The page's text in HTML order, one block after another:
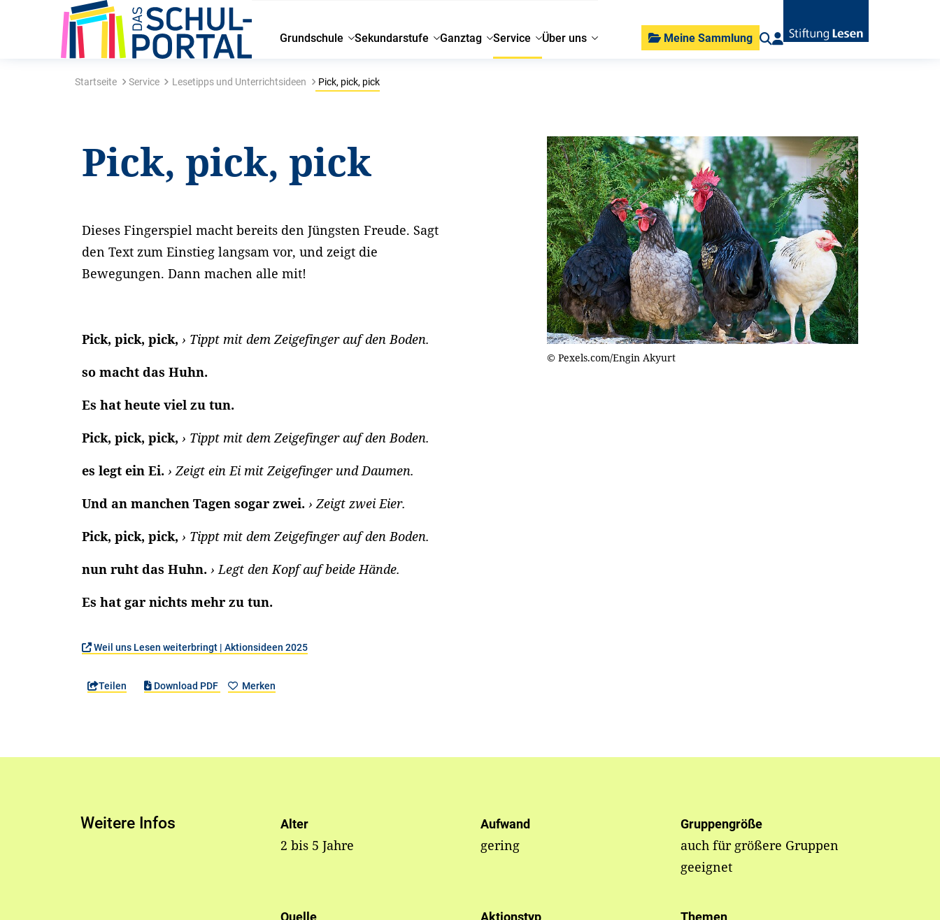
Grundschule Sekundarstufe Ganztag Service Über uns Meine Sammlung
Startseite Service Lesetipps und Unterrichtsideen Pick, pick, pick
Pick, pick, pick
Dieses Fingerspiel macht bereits den Jüngsten Freude. Sagt
den Text zum Einstieg langsam vor, und zeigt die
Bewegungen. Dann machen alle mit!
Pick, pick, pick, › Tippt mit dem Zeigefinger auf den Boden.
so macht das Huhn.
Es hat heute viel zu tun.
Pick, pick, pick, › Tippt mit dem Zeigefinger auf den Boden.
es legt ein Ei. › Zeigt ein Ei mit Zeigefinger und Daumen.
Und an manchen Tagen sogar zwei. › Zeigt zwei Eier.
Pick, pick, pick, › Tippt mit dem Zeigefinger auf den Boden.
nun ruht das Huhn. › Legt den Kopf auf beide Hände.
Es hat gar nichts mehr zu tun.
Weil uns Lesen weiterbringt | Aktionsideen 2025
Teilen Download PDF Merken
© Pexels.com/Engin Akyurt
Weitere Infos Alter
2 bis 5 Jahre
Aufwand
gering
Gruppengröße
auch für größere Gruppen
geeignet
Quelle Aktionstyp Themen